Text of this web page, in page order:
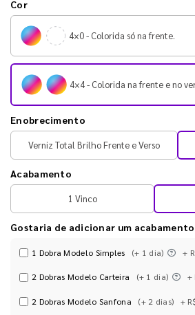
Cor
4×0 - Colorida só na frente.
4×4 - Colorida na frente e no
Enobrecimento
Verniz Total Brilho Frente e Verso
Acabamento
1 Vinco
Gostaria de adicionar um
1 Dobra Modelo Simples (+ 1 dia) +
2 Dobras Modelo Carteira (+ 1 dia) +
2 Dobras Modelo Sanfona (+ 2 dias) +